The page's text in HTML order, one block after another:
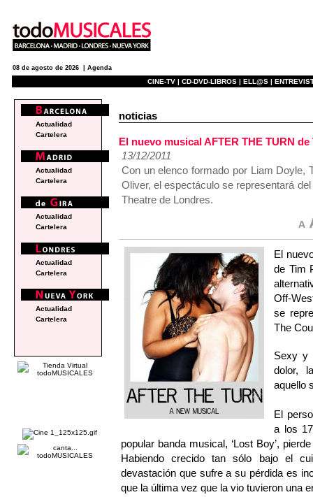
08 de agosto de 2026 | Agenda
CINE-TV | CD-DVD-LIBROS | ELL@S |
noticias
El nuevo musical AFTER THE TURN
13/12/2011
Con un elenco formado por Liam Doyle,
Oliver, el espectáculo se representará
Theatre de Londres.
El
de Tim
Off-
se
The
Sexy y
dolor,
aquello
El
a los
popular banda musical, ‘Lost Boy’,
Habiendo crecido tan sólo bajo el
devastación que sufre a su pérdida es
que la última vez que la vio tuvieron una
Actualidad
Cartelera
Actualidad
Cartelera
Actualidad
Cartelera
Actualidad
Cartelera
Actualidad
Cartelera